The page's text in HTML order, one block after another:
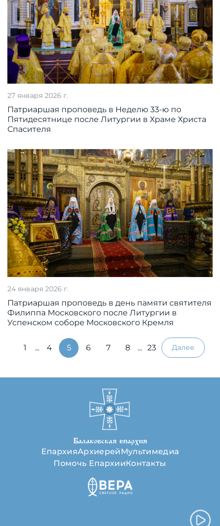
27 января 2026 г.
Патриаршая проповедь в Неделю 33-ю по
Пятидесятнице после Литургии в Храме Христа
Спасителя
24 января 2026 г.
Патриаршая проповедь в день памяти святителя
Филиппа Московского после Литургии в
Успенском соборе Московского Кремля
1 ... 4 5 6 7 8 ... 23 Далее
Балаковская епархия
ЕпархияАрхиерейМультимедиа
Помочь ЕпархииКонтакты